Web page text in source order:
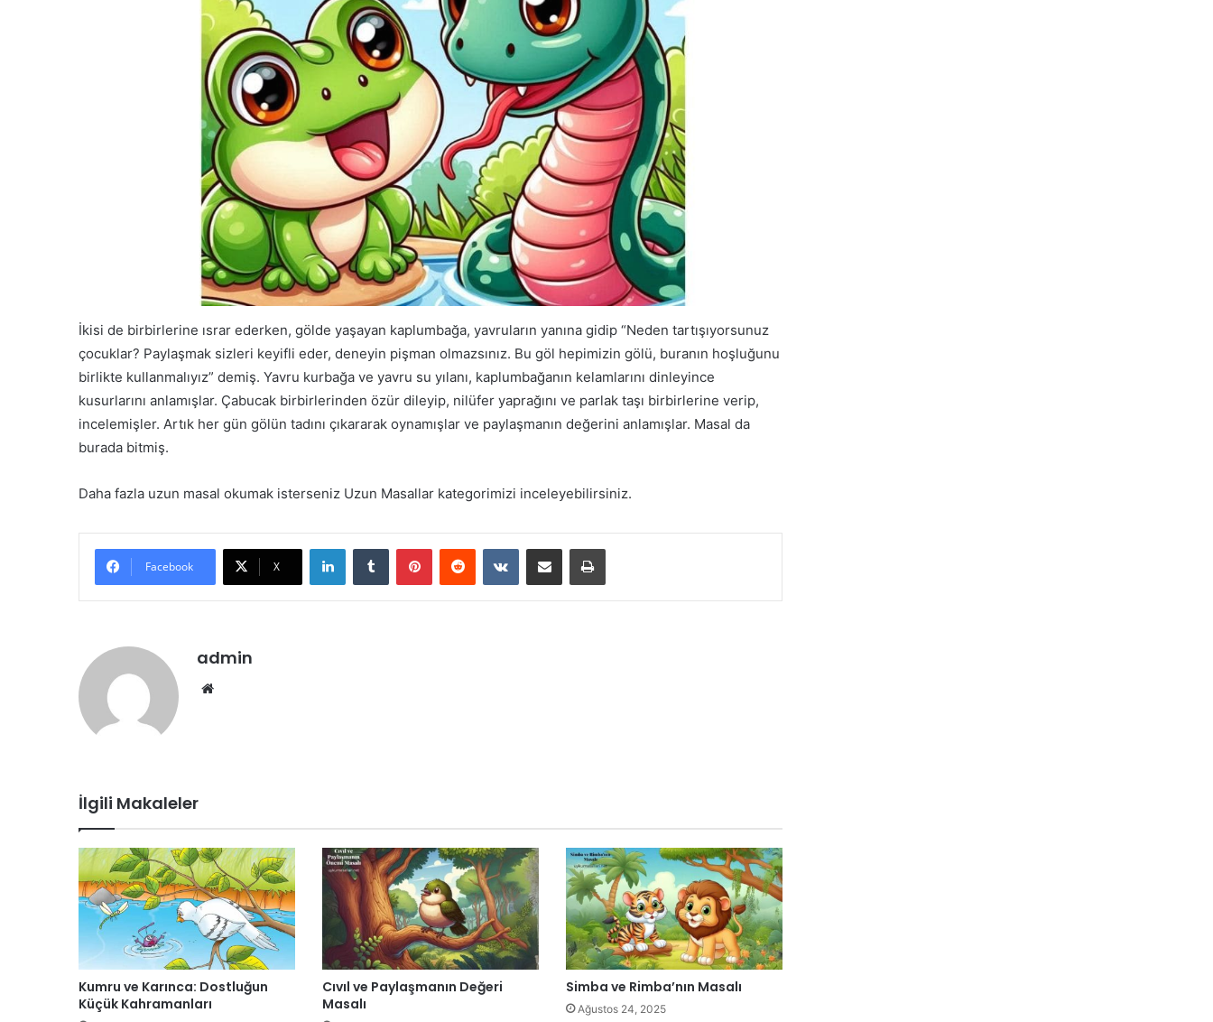
İkisi de birbirlerine ısrar ederken, gölde yaşayan kaplumbağa, yavruların yanına gidip “Neden tartışıyorsunuz
çocuklar? Paylaşmak sizleri keyifli eder, deneyin pişman olmazsınız. Bu göl hepimizin gölü, buranın hoşluğunu
birlikte kullanmalıyız” demiş. Yavru kurbağa ve yavru su yılanı, kaplumbağanın kelamlarını dinleyince
kusurlarını anlamışlar. Çabucak birbirlerinden özür dileyip, nilüfer yaprağını ve parlak taşı birbirlerine verip,
incelemişler. Artık her gün gölün tadını çıkararak oynamışlar ve paylaşmanın değerini anlamışlar. Masal da
burada bitmiş.
Daha fazla uzun masal okumak isterseniz Uzun Masallar kategorimizi inceleyebilirsiniz.
Facebook X
LinkedInTumblr PinterestReddit VKontakteE-Posta ile paylaş Yazdır
admin
İlgili Makaleler
Kumru ve Karınca: Dostluğun
Küçük Kahramanları
Cıvıl ve Paylaşmanın Değeri
Masalı
Simba ve Rimba’nın Masalı
Ağustos 24, 2025